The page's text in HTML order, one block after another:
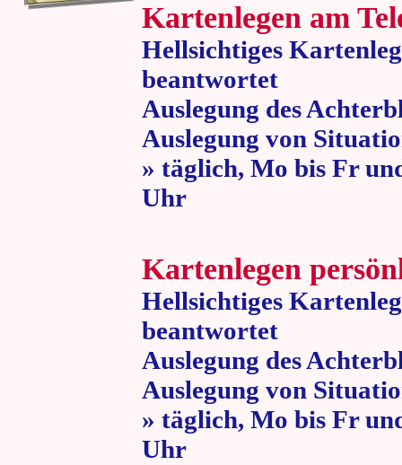
Kartenlegen am
Hellsichtiges
beantwortet
Auslegung des
Auslegung von
» täglich, Mo bis Fr
Uhr » 80
Kartenlegen
Hellsichtiges
beantwortet
Auslegung des
Auslegung von
» täglich, Mo bis Fr
Uhr » 80